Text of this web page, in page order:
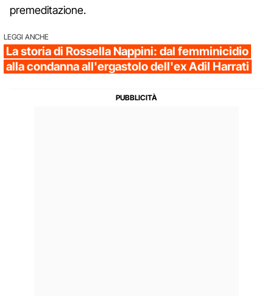
premeditazione.
LEGGI ANCHE
La storia di Rossella Nappini: dal femminicidio
alla condanna all'ergastolo dell'ex Adil Harrati